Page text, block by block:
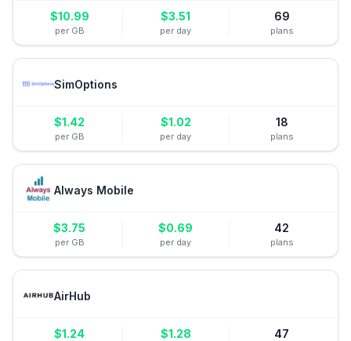
$10.99
per GB
$3.51
per day
69
plans
SimOptions
$1.42
per GB
$1.02
per day
18
plans
Always Mobile
$3.75
per GB
$0.69
per day
42
plans
AirHub
$1.24 $1.28 47